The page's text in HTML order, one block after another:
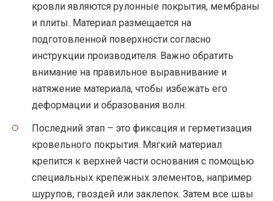
кровли являются рулонные покрытия, мембраны
и плиты. Материал размещается на
подготовленной поверхности согласно
инструкции производителя. Важно обратить
внимание на правильное выравнивание и
натяжение материала, чтобы избежать его
деформации и образования волн.
Последний этап – это фиксация и герметизация
кровельного покрытия. Мягкий материал
крепится к верхней части основания с помощью
специальных крепежных элементов, например
шурупов, гвоздей или заклепок. Затем все швы